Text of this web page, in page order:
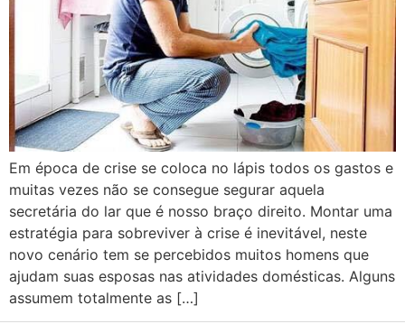
Em época de crise se coloca no lápis todos os gastos e
muitas vezes não se consegue segurar aquela
secretária do lar que é nosso braço direito. Montar uma
estratégia para sobreviver à crise é inevitável, neste
novo cenário tem se percebidos muitos homens que
ajudam suas esposas nas atividades domésticas. Alguns
assumem totalmente as […]